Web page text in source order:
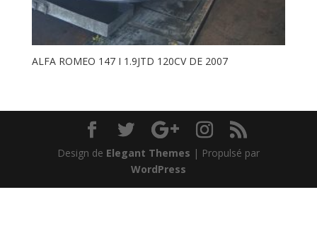
ALFA ROMEO 147 I 1.9JTD 120CV DE 2007
Design de Elegant Themes | Propulsé par
WordPress